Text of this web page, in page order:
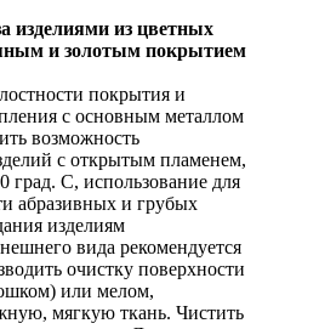
изделиями из цветных
и золотым покрытием
покрытия и
с основным металлом
возможность
с открытым пламенем,
град. С, использование для
абразивных и грубых
изделиям
вида рекомендуется
очистку поверхности
или мелом,
мягкую ткань. Чистить